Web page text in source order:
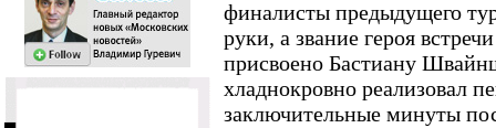
финалисты предыдущего
руки, а звание героя
присвоено Бастиану
хладнокровно реализовал
заключительные минуты